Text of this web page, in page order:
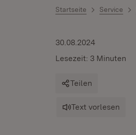
Startseite Service
30.08.2024
Lesezeit: 3 Minuten
Teilen
Text vorlesen